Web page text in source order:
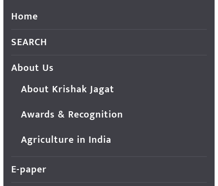
Home
SEARCH
About Us
About Krishak Jagat
Awards & Recognition
Agriculture in India
E-paper